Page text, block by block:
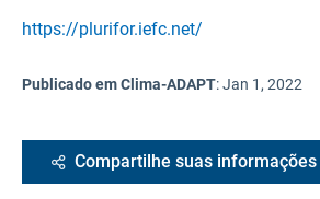
https://plurifor.iefc.net/
Publicado em Clima-ADAPT:Jan 1, 2022
Compartilhe suas informações